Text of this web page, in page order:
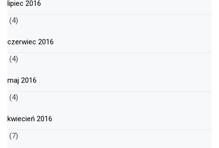
lipiec 2016
(4)
czerwiec 2016
(4)
maj 2016
(4)
kwiecień 2016
(7)